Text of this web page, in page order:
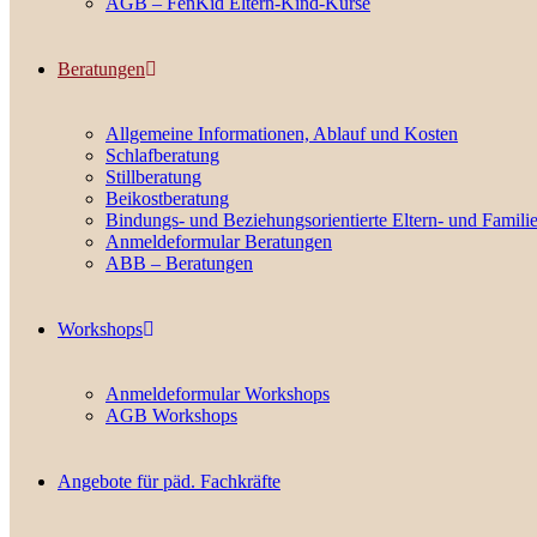
Beratungen
Allgemeine Informationen, Ablauf und Kosten
Schlafberatung
Stillberatung
Beikostberatung
Bindungs- und Beziehungsorientierte Eltern- und
Anmeldeformular Beratungen
ABB – Beratungen
Workshops
Anmeldeformular Workshops
AGB Workshops
Angebote für päd. Fachkräfte